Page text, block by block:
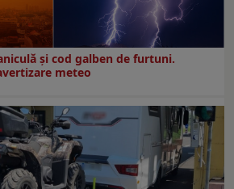
și cod galben de furtuni.
meteo